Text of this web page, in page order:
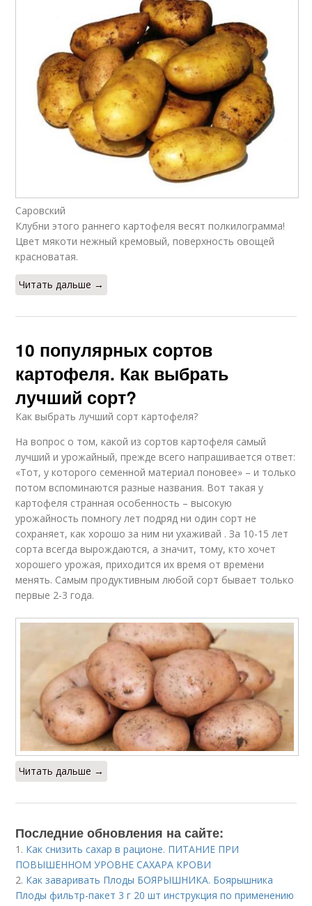
Саровский
Клубни этого раннего картофеля весят полкилограмма!
Цвет мякоти нежный кремовый, поверхность овощей
красноватая.
Читать дальше →
10 популярных сортов
картофеля. Как выбрать
лучший сорт?
Как выбрать лучший сорт картофеля?
На вопрос о том, какой из сортов картофеля самый
лучший и урожайный, прежде всего напрашивается ответ:
«Тот, у которого семенной материал поновее» – и только
потом вспоминаются разные названия. Вот такая у
картофеля странная особенность – высокую
урожайность помногу лет подряд ни один сорт не
сохраняет, как хорошо за ним ни ухаживай . За 10-15 лет
сорта всегда вырождаются, а значит, тому, кто хочет
хорошего урожая, приходится их время от времени
менять. Самым продуктивным любой сорт бывает только
первые 2-3 года.
Читать дальше →
Последние обновления на сайте:
1. Как снизить сахар в рационе. ПИТАНИЕ ПРИ
ПОВЫШЕННОМ УРОВНЕ САХАРА КРОВИ
2. Как заваривать Плоды БОЯРЫШНИКА. Боярышника
Плоды фильтр-пакет 3 г 20 шт инструкция по применению